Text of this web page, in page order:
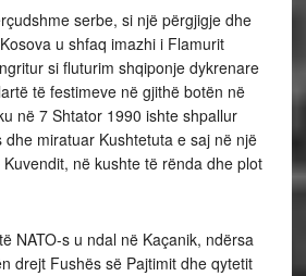
serbe, si një përgjigje dhe
u shfaq imazhi i Flamurit
si fluturim shqiponje dykrenare
të festimeve në gjithë botën në
në 7 Shtator 1990 ishte shpallur
dhe miratuar Kushtetuta e saj në një
në kushte të rënda dhe plot
NATO-s u ndal në Kaçanik, ndërsa
drejt Fushës së Pajtimit dhe qytetit